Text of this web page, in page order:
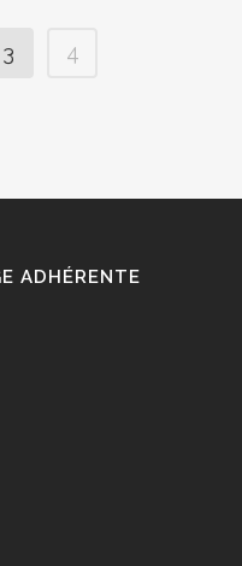
3 4
ADHÉRENTE